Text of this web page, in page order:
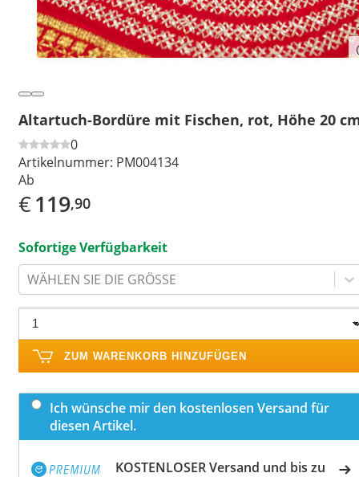
Altartuch-Bordüre mit Fischen, rot, Höhe 20
0
Artikelnummer: PM004134
Ab
€119,90
Sofortige Verfügbarkeit
WÄHLEN SIE DIE GRÖSSE
ZUM WARENKORB HINZUFÜGEN
Ich wünsche mir den kostenlosen Versand für
diesen Artikel.
KOSTENLOSER Versand und bis zu